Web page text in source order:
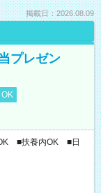
掲載日：2026.08.09
プレゼン
■扶養内OK ■日